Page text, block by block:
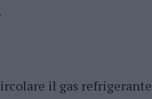
il gas